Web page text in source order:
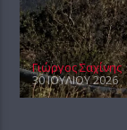
Γιώργος Σαχίνης
30 ΙΟΥΛΊΟΥ 2026